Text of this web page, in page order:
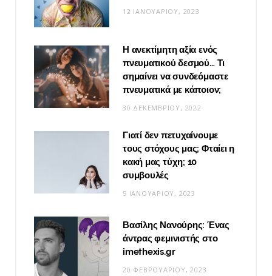
12 ΙΑΝΟΥΑΡΊΟΥ, 2023
Η ανεκτίμητη αξία ενός
πνευματικού δεσμού… Τι
σημαίνει να συνδεόμαστε
πνευματικά με κάποιον;
30 ΔΕΚΕΜΒΡΊΟΥ, 2022
Γιατί δεν πετυχαίνουμε
τους στόχους μας; Φταίει η
κακή μας τύχη; 10
συμβουλές
5 ΙΑΝΟΥΑΡΊΟΥ, 2023
Βασίλης Νανούρης: Ένας
άντρας φεμινιστής στο
imethexis.gr
20 ΦΕΒΡΟΥΑΡΊΟΥ, 2023